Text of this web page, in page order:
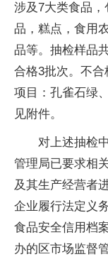
涉及7大类食品
品，糕点，食用
品等。抽检样品
合格3批次。不
项目：孔雀石绿
见附件。
对上述抽检
管理局已要求相
及其生产经营者
企业履行法定义
食品安全信用档
办的区市场监督